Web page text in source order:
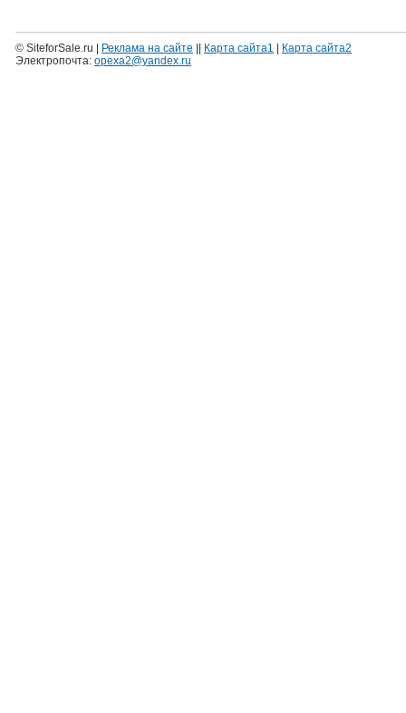
© SiteforSale.ru | Реклама на сайте Карта сайта1
Карта сайта2
Электропочта: opexa2@yandex.ru